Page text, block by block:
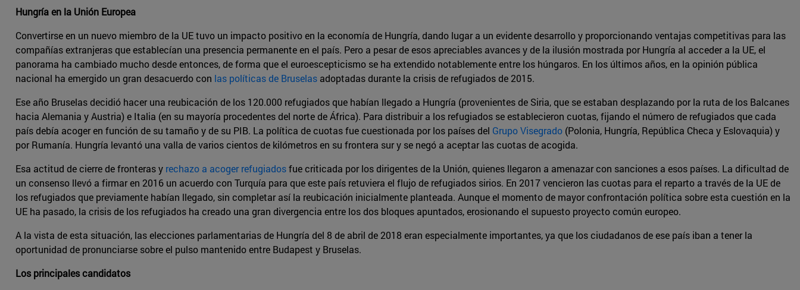
Hungría en la Unión Europea
Convertirse en un nuevo miembro de la UE tuvo un impacto positivo en la economía de Hungría, dando lugar a un evidente desarrollo y proporcionando ventajas competitivas para las
compañías extranjeras que establecían una presencia permanente en el país. Pero a pesar de esos apreciables avances y de la ilusión mostrada por Hungría al acceder a la UE, el
panorama ha cambiado mucho desde entonces, de forma que el euroescepticismo se ha extendido notablemente entre los húngaros. En los últimos años, en la opinión pública
nacional ha emergido un gran desacuerdo con las políticas de Bruselas adoptadas durante la crisis de refugiados de 2015.
Ese año Bruselas decidió hacer una reubicación de los 120.000 refugiados que habían llegado a Hungría (provenientes de Siria, que se estaban desplazando por la ruta de los Balcanes
hacia Alemania y Austria) e Italia (en su mayoría procedentes del norte de África). Para distribuir a los refugiados se establecieron cuotas, fijando el número de refugiados que cada
país debía acoger en función de su tamaño y de su PIB. La política de cuotas fue cuestionada por los países del Grupo Visegrado (Polonia, Hungría, República Checa y Eslovaquia) y
por Rumanía. Hungría levantó una valla de varios cientos de kilómetros en su frontera sur y se negó a aceptar las cuotas de acogida.
Esa actitud de cierre de fronteras y rechazo a acoger refugiadosfue criticada por los dirigentes de la Unión, quienes llegaron a amenazar con sanciones a esos países. La dificultad de
un consenso llevó a firmar en 2016 un acuerdo con Turquía para que este país retuviera el flujo de refugiados sirios. En 2017 vencieron las cuotas para el reparto a través de la UE de
los refugiados que previamente habían llegado, sin completar así la reubicación inicialmente planteada. Aunque el momento de mayor confrontación política sobre esta cuestión en la
UE ha pasado, la crisis de los refugiados ha creado una gran divergencia entre los dos bloques apuntados, erosionando el supuesto proyecto común europeo.
A la vista de esta situación, las elecciones parlamentarias de Hungría del 8 de abril de 2018 eran especialmente importantes, ya que los ciudadanos de ese país iban a tener la
oportunidad de pronunciarse sobre el pulso mantenido entre Budapest y Bruselas.
Los principales candidatos